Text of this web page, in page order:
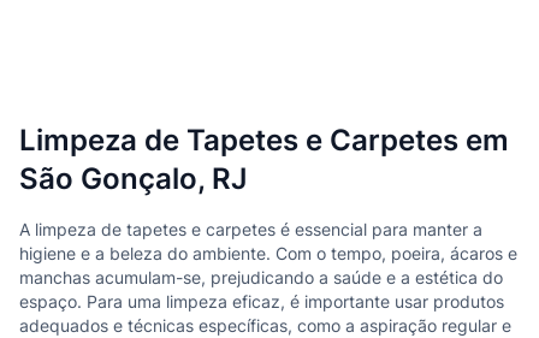
Limpeza de Tapetes e Carpetes em
São Gonçalo, RJ
A limpeza de tapetes e carpetes é essencial para manter a
higiene e a beleza do ambiente. Com o tempo, poeira, ácaros e
manchas acumulam-se, prejudicando a saúde e a estética do
espaço. Para uma limpeza eficaz, é importante usar produtos
adequados e técnicas específicas, como a aspiração regular e